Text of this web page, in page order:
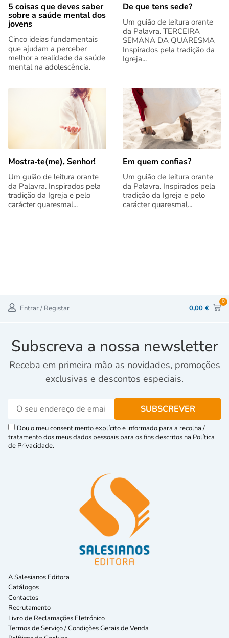
5 coisas que deves saber
sobre a saúde mental dos
jovens
Cinco ideias fundamentais
que ajudam a perceber
melhor a realidade da saúde
mental na adolescência.
De que tens sede?
Um guião de leitura orante
da Palavra. TERCEIRA
SEMANA DA QUARESMA
Inspirados pela tradição da
Igreja...
Mostra‑te(me), Senhor!
Um guião de leitura orante
da Palavra. Inspirados pela
tradição da Igreja e pelo
carácter quaresmal...
Em quem confias?
Um guião de leitura orante
da Palavra. Inspirados pela
tradição da Igreja e pelo
carácter quaresmal...
Entrar / Registar 0,00 €
0
Subscreva a nossa newsletter
Receba em primeira mão as novidades, promoções
exclusivas e descontos especiais.
Dou o meu consentimento explícito e informado para a recolha /
tratamento dos meus dados pessoais para os fins descritos na Política
de Privacidade.
A Salesianos Editora
Catálogos
Contactos
Recrutamento
Livro de Reclamações Eletrónico
Termos de Serviço / Condições Gerais de Venda